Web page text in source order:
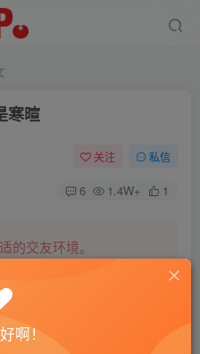
寒暄
关注 私信
6 1.4W+ 1
的交友环境。
包括训诫文、腐文在内的
啊！